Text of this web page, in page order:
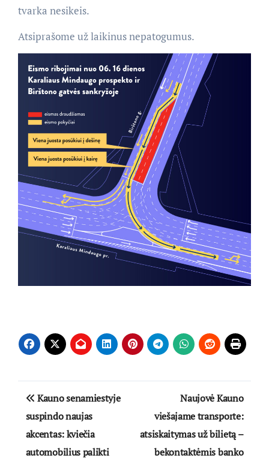
tvarka nesikeis.
Atsiprašome už laikinus nepatogumus.
Navigacija
tarp
įrašų
Kauno senamiestyje
suspindo naujas
akcentas: kviečia
automobilius palikti
Naujovė Kauno
viešajame transporte:
atsiskaitymas už bilietą –
bekontaktėmis banko